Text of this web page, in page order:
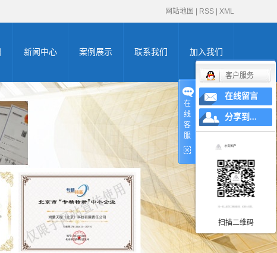
网站地图 RSS XML
申请
新闻中心
公司新闻
案例展示
高新企业证书
zhuanli商标申请证
体系认证证书
AAA认证证书
创新型中小企业
联系我们 加入我们
在
线
客
服
客户服务
在线留言
分享到...
扫描二维码